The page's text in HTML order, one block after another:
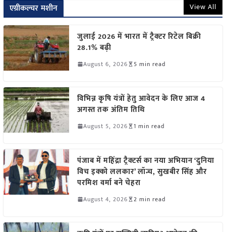
एग्रीकल्चर मशीन View All
जुलाई 2026 में भारत में ट्रैक्टर रिटेल बिक्री
28.1% बढ़ी
August 6, 2026 5 min read
विभिन्न कृषि यंत्रों हेतु आवेदन के लिए आज 4
अगस्त तक अंतिम तिथि
August 5, 2026 1 min read
पंजाब में महिंद्रा ट्रैक्टर्स का नया अभियान ‘दुनिया
विच इक्को ललकार’ लॉन्च, सुखबीर सिंह और
परमिश वर्मा बने चेहरा
August 4, 2026 2 min read